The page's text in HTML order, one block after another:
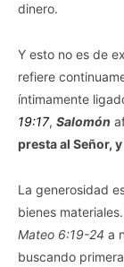
dinero.
Y esto no es de
refiere
íntimamente
19:17, Salomón
presta al Señor,
La generosidad
bienes
Mateo 6:19-24 a
buscando